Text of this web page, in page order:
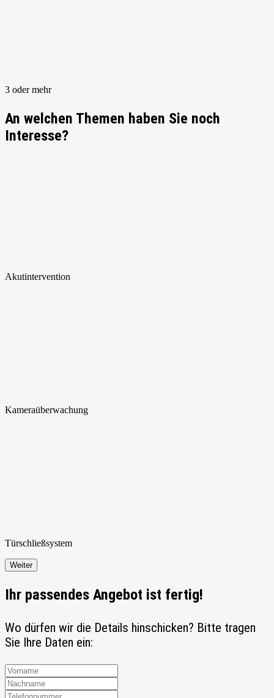
3 oder mehr
An welchen Themen haben Sie noch
Interesse?
Akutintervention
Kameraüberwachung
Türschließsystem
Weiter
Ihr passendes Angebot ist fertig!
Wo dürfen wir die Details hinschicken? Bitte tragen
Sie Ihre Daten ein: